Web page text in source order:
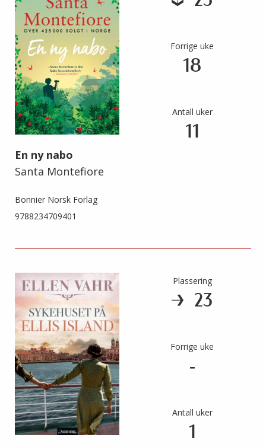
En ny nabo
Santa Montefiore
Bonnier Norsk Forlag
9788234709401
Forrige uke
18
Antall uker
11
Plassering
23
Forrige uke
-
Antall uker
1